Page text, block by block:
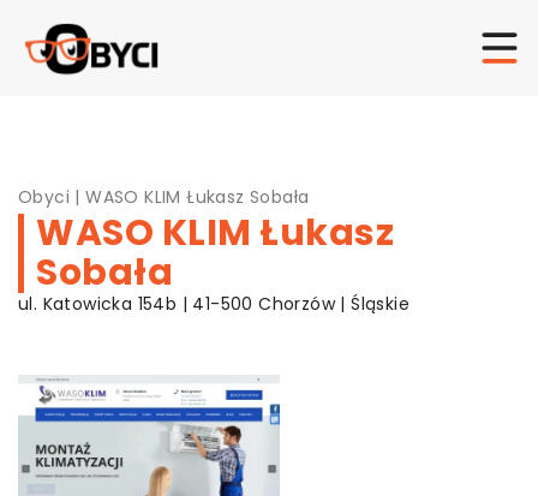
Obyci |WASO KLIM Łukasz Sobała
WASO KLIM Łukasz
Sobała
ul. Katowicka 154b | 41-500 Chorzów | Śląskie